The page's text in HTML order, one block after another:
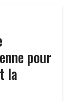
pour
la